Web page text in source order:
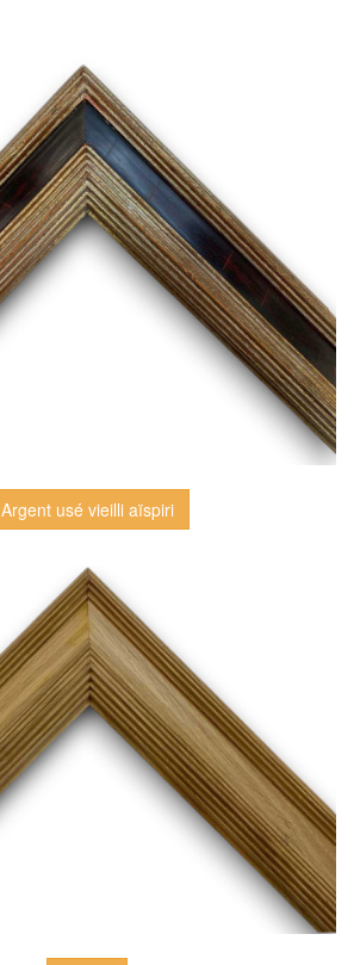
Argent usé vieilli aïspiri